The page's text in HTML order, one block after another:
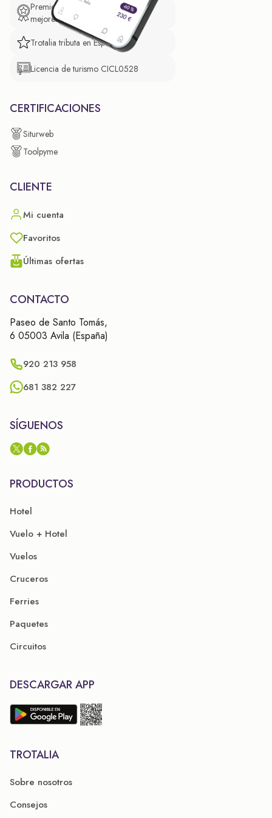
Premio de El Confidencial a las
mejores prácticas empresariales.
Trotalia tributa en España
Licencia de turismo CICL0528
CERTIFICACIONES
Siturweb
Toolpyme
CLIENTE
Mi cuenta
Favoritos
Últimas ofertas
CONTACTO
Paseo de Santo Tomás,
6 05003 Avila (España)
920 213 958
681 382 227
SÍGUENOS
PRODUCTOS
Hotel
Vuelo + Hotel
Vuelos
Cruceros
Ferries
Paquetes
Circuitos
DESCARGAR APP
TROTALIA
Sobre nosotros
Consejos